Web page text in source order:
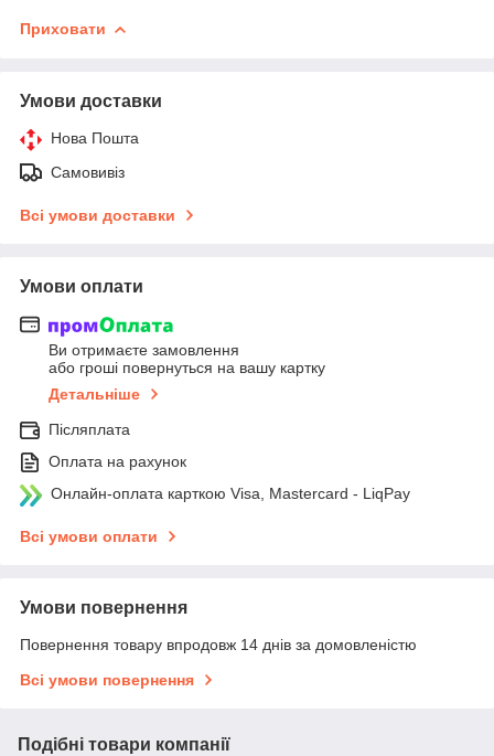
Приховати
Умови доставки
Нова Пошта
Самовивіз
Всі умови доставки
Умови оплати
Ви отримаєте замовлення
або гроші повернуться на вашу картку
Детальніше
Післяплата
Оплата на рахунок
Онлайн-оплата карткою Visa, Mastercard - LiqPay
Всі умови оплати
Умови повернення
Повернення товару впродовж 14 днів за домовленістю
Всі умови повернення
Подібні товари компанії